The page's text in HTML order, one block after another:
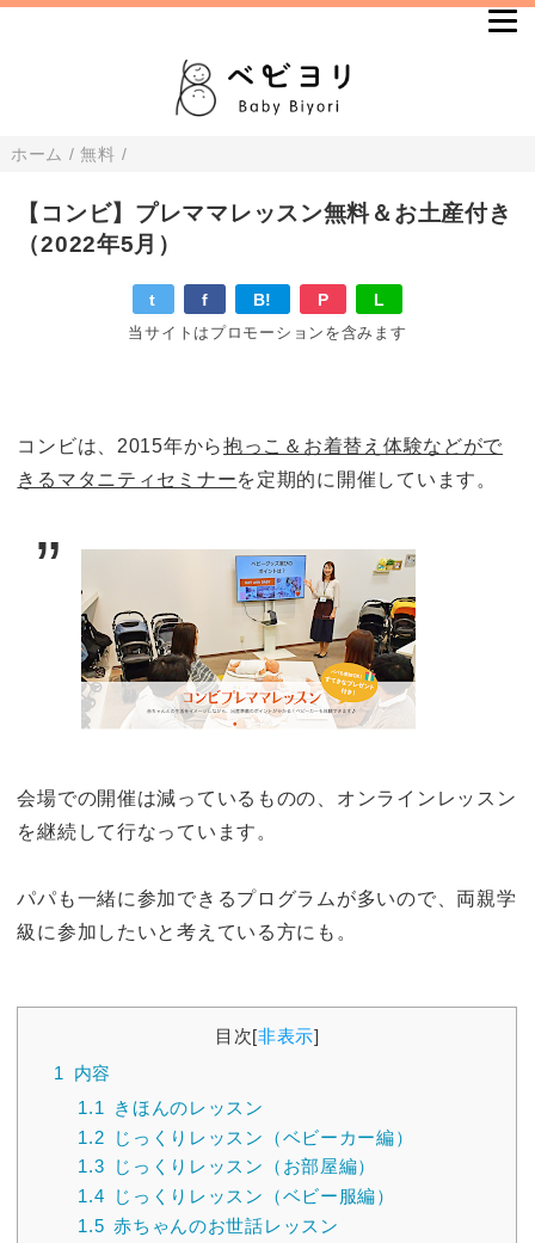
ホーム /無料 /
【コンビ】プレママレッスン無料＆お土産付き
（2022年5月）
t f B! P L
当サイトはプロモーションを含みます
コンビは、2015年から抱っこ＆お着替え体験などがで
きるマタニティセミナーを定期的に開催しています。
会場での開催は減っているものの、オンラインレッスン
を継続して行なっています。
パパも一緒に参加できるプログラムが多いので、両親学
級に参加したいと考えている方にも。
目次[非表示]
1 内容
1.1
きほんのレッスン
1.2
じっくりレッスン（ベビーカー編）
1.3
じっくりレッスン（お部屋編）
1.4
じっくりレッスン（ベビー服編）
1.5 赤ちゃんのお世話レッスン